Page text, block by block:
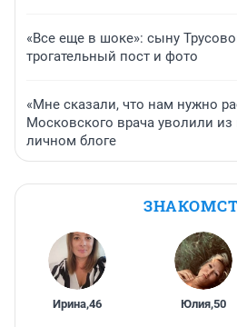
«Все еще в шоке»: сыну
трогательный пост и фото
«Мне сказали, что нам нужно
Московского врача уволили
личном блоге
Ирина,46 Юлия,50